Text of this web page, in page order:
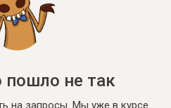
пошло не так
на запросы. Мы уже в курсе